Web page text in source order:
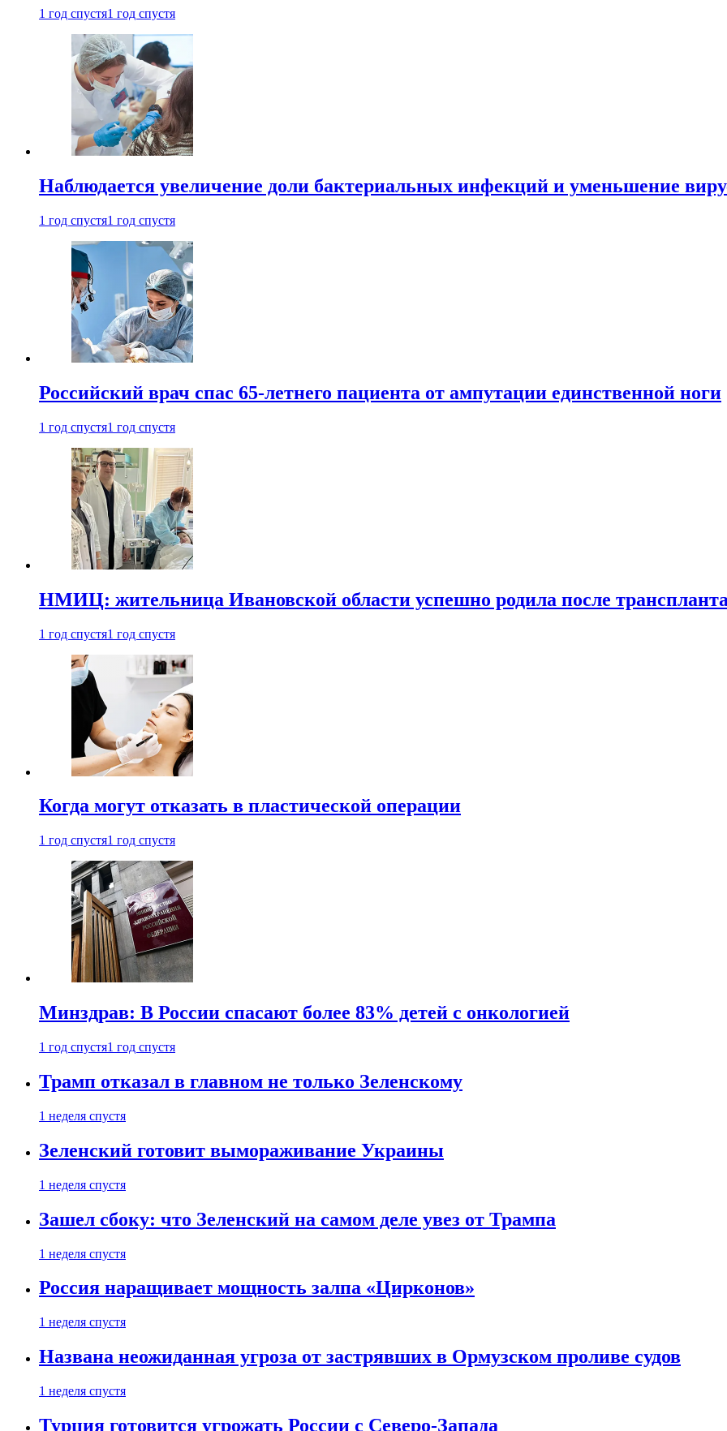
1 год спустя1 год спустя
Наблюдается увеличение доли бактериальных инфекций и уменьшение
1 год спустя1 год спустя
Российский врач спас 65-летнего пациента от ампутации единственной ноги
1 год спустя1 год спустя
НМИЦ: жительница Ивановской области успешно родила после
1 год спустя1 год спустя
Когда могут отказать в пластической операции
1 год спустя1 год спустя
Минздрав: В России спасают более 83% детей с онкологией
1 год спустя1 год спустя
Трамп отказал в главном не только Зеленскому
1 неделя спустя
Зеленский готовит вымораживание Украины
1 неделя спустя
Зашел сбоку: что Зеленский на самом деле увез от Трампа
1 неделя спустя
Россия наращивает мощность залпа «Цирконов»
1 неделя спустя
Названа неожиданная угроза от застрявших в Ормузском проливе судов
1 неделя спустя
Турция готовится угрожать России с Северо-Запада